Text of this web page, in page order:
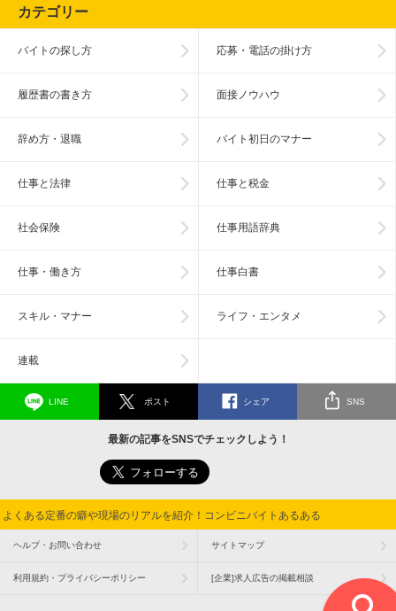
カテゴリー
バイトの探し方 応募・電話の掛け方
履歴書の書き方 面接ノウハウ
辞め方・退職 バイト初日のマナー
仕事と法律 仕事と税金
社会保険 仕事用語辞典
仕事・働き方 仕事白書
スキル・マナー ライフ・エンタメ
連載
LINE ポスト シェア SNS
最新の記事をSNSでチェックしよう！
よくある定番の癖や現場のリアルを紹介！コンビニバイトあるある
ヘルプ・お問い合わせ サイトマップ
利用規約・プライバシーポリシー [企業]求人広告の掲載相談